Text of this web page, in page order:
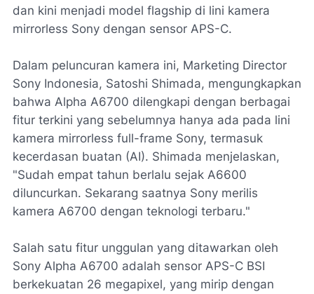
dan kini menjadi model flagship di lini kamera
mirrorless Sony dengan sensor APS-C.
Dalam peluncuran kamera ini, Marketing Director
Sony Indonesia, Satoshi Shimada, mengungkapkan
bahwa Alpha A6700 dilengkapi dengan berbagai
fitur terkini yang sebelumnya hanya ada pada lini
kamera mirrorless full-frame Sony, termasuk
kecerdasan buatan (AI). Shimada menjelaskan,
"Sudah empat tahun berlalu sejak A6600
diluncurkan. Sekarang saatnya Sony merilis
kamera A6700 dengan teknologi terbaru."
Salah satu fitur unggulan yang ditawarkan oleh
Sony Alpha A6700 adalah sensor APS-C BSI
berkekuatan 26 megapixel, yang mirip dengan